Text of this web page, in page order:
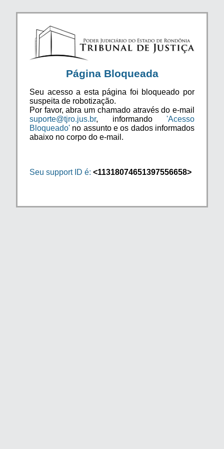
Página Bloqueada
Seu acesso a esta página foi bloqueado por
suspeita de robotização.
Por favor, abra um chamado através do e-mail
suporte@tjro.jus.br, informando 'Acesso
Bloqueado' no assunto e os dados informados
abaixo no corpo do e-mail.
Seu support ID é: <11318074651397556658>